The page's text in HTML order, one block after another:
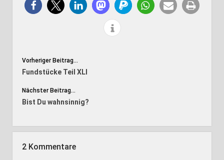
Vorheriger Beitrag...
Fundstücke Teil XLI
Nächster Beitrag...
Bist Du wahnsinnig?
2 Kommentare